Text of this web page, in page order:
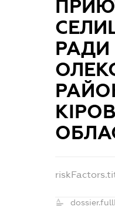
РАДИ